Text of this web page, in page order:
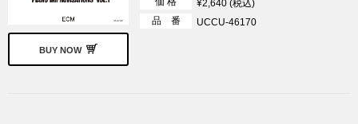
BUY NOW
¥2,640 (税込)
品 番
UCCU-46170